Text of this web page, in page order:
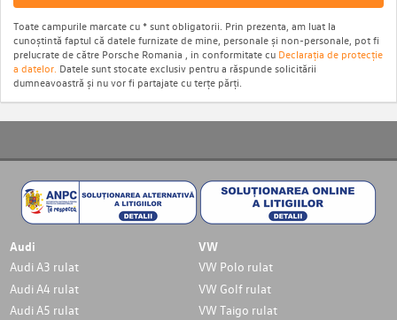
Toate campurile marcate cu * sunt obligatorii. Prin prezenta, am luat la
cunoștintă faptul că datele furnizate de mine, personale și non-personale, pot fi
prelucrate de către Porsche Romania , in conformitate cu Declarația de protecție
a datelor. Datele sunt stocate exclusiv pentru a răspunde solicitării
dumneavoastră și nu vor fi partajate cu terțe părți.
Audi
Audi A3 rulat
Audi A4 rulat
Audi A5 rulat
VW
VW Polo rulat
VW Golf rulat
VW Taigo rulat